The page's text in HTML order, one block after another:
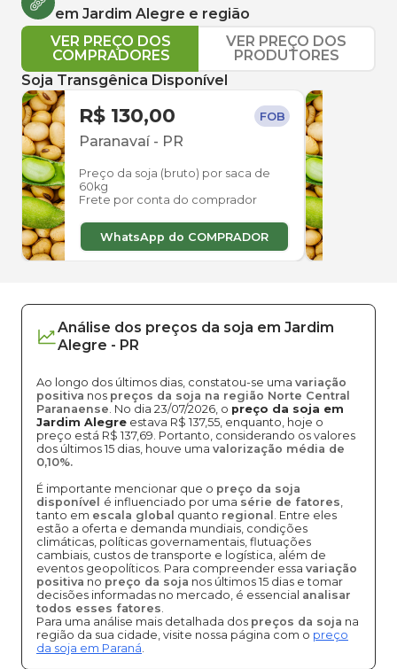
em Jardim Alegre e região
VER PREÇO DOS
COMPRADORES
VER PREÇO DOS
PRODUTORES
Soja Transgênica Disponível
R$ 130,00 FOB
Paranavaí- PR
Preço da soja (bruto) por saca de
60kg
Frete por conta do comprador
WhatsApp do COMPRADOR
Análise dos preços da soja em Jardim
Alegre - PR
Ao longo dos últimos dias, constatou-se uma variação
positiva nos preços da soja na região Norte Central
Paranaense. No dia 23/07/2026, o preço da soja em
Jardim Alegre estava R$ 137,55, enquanto, hoje o
preço está R$ 137,69. Portanto, considerando os valores
dos últimos 15 dias, houve uma valorização média de
0,10%.
É importante mencionar que o preço da soja
disponível é influenciado por uma série de fatores,
tanto em escala global quanto regional . Entre eles
estão a oferta e demanda mundiais, condições
climáticas, políticas governamentais, flutuações
cambiais, custos de transporte e logística, além de
eventos geopolíticos. Para compreender essa variação
positiva no preço da soja nos últimos 15 dias e tomar
decisões informadas no mercado, é essencial analisar
todos esses fatores.
Para uma análise mais detalhada dos preços da soja na
região da sua cidade, visite nossa página com o preço
da soja em Paraná.